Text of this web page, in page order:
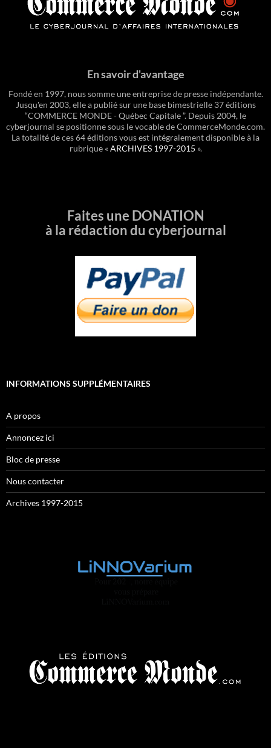
En savoir d'avantage
Fondé en 1997, nous somme une entreprise de presse indépendante.
Jusqu'en 2003, elle a publié sur une base bimestrielle 37 éditions
“COMMERCE MONDE - Québec Capitale ”. Depuis 2004, le
cyberjournal se positionne sous le vocable de CommerceMonde.com.
La totalité de ces 64 éditions vous est intégralement disponible à la
rubrique «ARCHIVES 1997-2015 ».
Faites une DONATION
à la rédaction du cyberjournal
INFORMATIONS SUPPLÉMENTAIRES
A propos
Annoncez ici
Bloc de presse
Nous contacter
Archives 1997-2015